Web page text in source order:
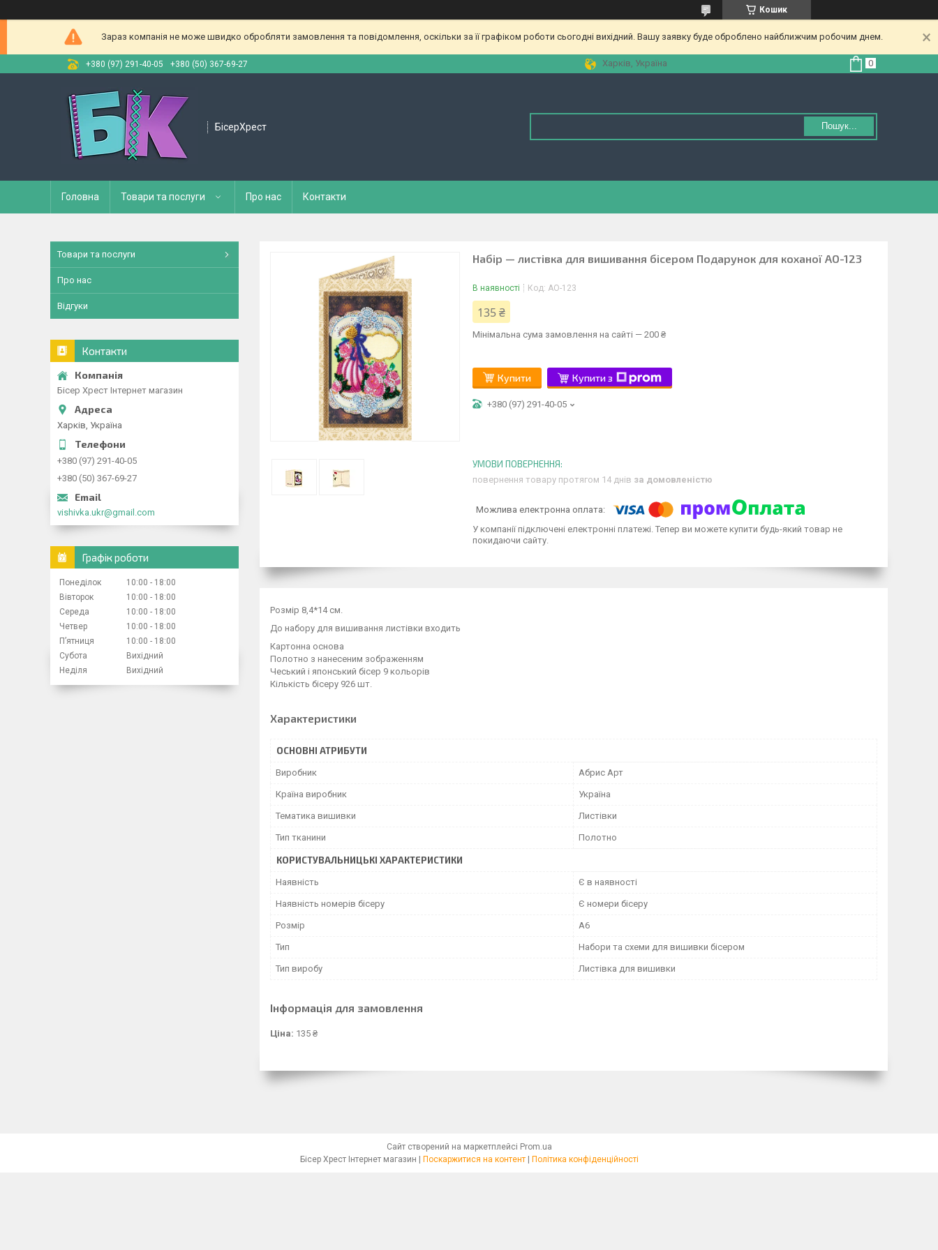
Кошик
Зараз компанія не може швидко обробляти замовлення та повідомлення, оскільки за її графіком роботи сьогодні вихідний. Вашу заявку буде оброблено найближчим робочим днем.
+380 (97) 291-40-05 +380 (50) 367-69-27 Харків, Україна
БісерХрест Пошук...
Головна Товари та послуги Про нас Контакти
Набір — листівка для вишивання бісером Подарунок для коханої АО-123
В наявності Код: АО-123
135 ₴
Мінімальна сума замовлення на сайті — 200 ₴
Купити Купити з
+380 (97) 291-40-05
повернення товару протягом 14 днів за домовленістю
У компанії підключені електронні платежі. Тепер ви можете купити будь-який товар не
покидаючи сайту.
Розмір 8,4*14 см.
До набору для вишивання листівки входить
Картонна основа
Полотно з нанесеним зображенням
Чеський і японський бісер 9 кольорів
Кількість бісеру 926 шт.
Характеристики
ОСНОВНІ АТРИБУТИ
Виробник Абрис Арт
Країна виробник Україна
Тематика вишивки Листівки
Тип тканини Полотно
КОРИСТУВАЛЬНИЦЬКІ ХАРАКТЕРИСТИКИ
Наявність Є в наявності
Наявність номерів бісеру Є номери бісеру
Розмір А6
Тип Набори та схеми для вишивки бісером
Тип виробу Листівка для вишивки
Інформація для замовлення
Ціна: 135 ₴
Товари та послуги
Про нас
Відгуки
Контакти
Бісер Хрест Інтернет магазин
Харків, Україна
+380 (97) 291-40-05
+380 (50) 367-69-27
vishivka.ukr@gmail.com
Графік роботи
Понеділок 10:00
18:00
Вівторок
10:00
18:00
Середа
10:00
18:00
Четвер
10:00
18:00
Пʼятниця
10:00
18:00
Субота
Вихідний
Неділя
Вихідний
Сайт створений на маркетплейсі Prom.ua
Бісер Хрест Інтернет магазин | Поскаржитися на контент | Політика конфіденційності